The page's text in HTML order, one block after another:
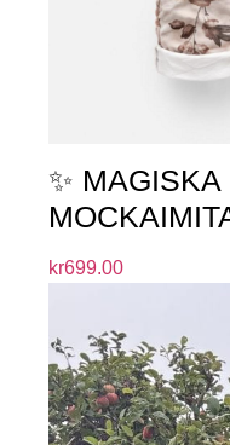
✨
kr699.00